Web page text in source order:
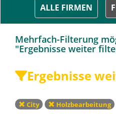
ALLE FIRMEN
Mehrfach-Filterung
"Ergebnisse weiter
Ergebnisse
City Holzbearbeitung